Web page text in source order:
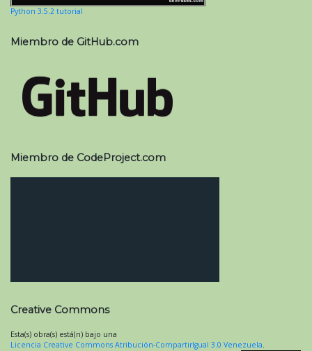
Python 3.5.2 tutorial
Miembro de GitHub.com
Miembro de CodeProject.com
Creative Commons
Esta(s) obra(s) está(n) bajo una
Licencia Creative Commons Atribución-CompartirIgual 3.0 Venezuela.